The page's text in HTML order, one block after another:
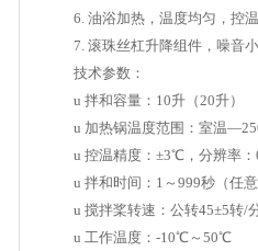
6. 油浴加热，温度均匀，控
7. 滚珠丝杠升降组件，噪音
技术参数：
u 拌和容量：10升（20升）
u 加热锅温度范围：室温
u 控温精度：±3℃，分辨率
u 拌和时间：1～999秒（任
u 搅拌桨转速：公转45±5转/
u 工作温度：-10℃～50℃